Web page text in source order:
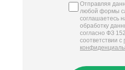
Отправляя
любой формы
соглашаетесь
обработку
согласно ФЗ
соответствии с